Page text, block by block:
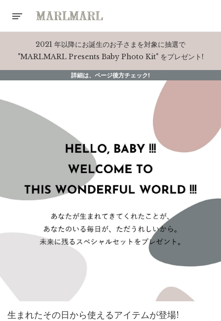
2021 年以降にお誕生のお子さまを対象に抽選で
"MARLMARL Presents Baby Photo Kit" をプレゼント!
詳細は、ページ後方チェック!
生まれたその日から使えるアイテムが登場!